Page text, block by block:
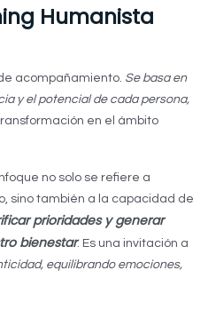
Humanista
acompañamiento. Se basa en
y el potencial de cada persona,
en el ámbito
no solo se refiere a
sino también a la capacidad de
prioridades y generar
bienestar. Es una invitación a
equilibrando emociones,